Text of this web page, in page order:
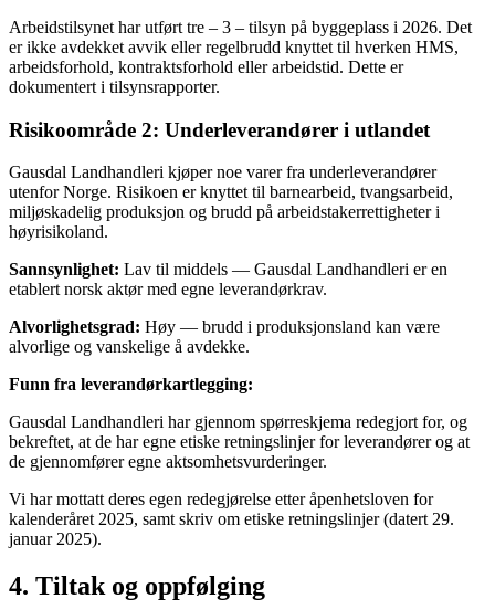
Arbeidstilsynet har utført tre – 3 – tilsyn på byggeplass i 2026. Det
er ikke avdekket avvik eller regelbrudd knyttet til hverken HMS,
arbeidsforhold, kontraktsforhold eller arbeidstid. Dette er
dokumentert i tilsynsrapporter.
Risikoområde 2: Underleverandører i utlandet
Gausdal Landhandleri kjøper noe varer fra underleverandører
utenfor Norge. Risikoen er knyttet til barnearbeid, tvangsarbeid,
miljøskadelig produksjon og brudd på arbeidstakerrettigheter i
høyrisikoland.
Sannsynlighet: Lav til middels — Gausdal Landhandleri er en
etablert norsk aktør med egne leverandørkrav.
Alvorlighetsgrad: Høy — brudd i produksjonsland kan være
alvorlige og vanskelige å avdekke.
Funn fra leverandørkartlegging:
Gausdal Landhandleri har gjennom spørreskjema redegjort for, og
bekreftet, at de har egne etiske retningslinjer for leverandører og at
de gjennomfører egne aktsomhetsvurderinger.
Vi har mottatt deres egen redegjørelse etter åpenhetsloven for
kalenderåret 2025, samt skriv om etiske retningslinjer (datert 29.
januar 2025).
4. Tiltak og oppfølging